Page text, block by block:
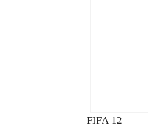
FIFA 12